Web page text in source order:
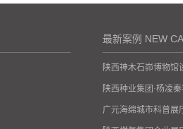
最新案例 NEW
陕西神木石峁博物馆
陕西种业集团·杨凌
广元海绵城市科普展